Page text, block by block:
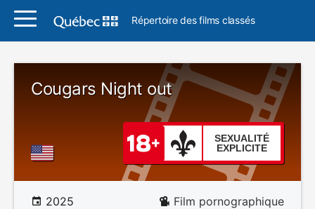
Répertoire des films classés
Cougars Night out
SEXUALITÉ
EXPLICITE
2025 Film pornographique